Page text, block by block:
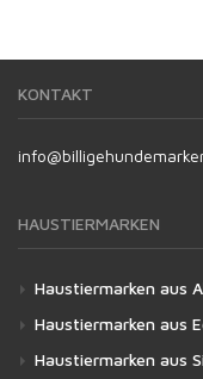
KONTAKT
HAUSTIERMARKEN
Haustiermarken aus
Haustiermarken aus
Haustiermarken aus